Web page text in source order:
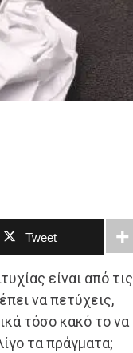
Tweet
είναι από τις
να πετύχεις,
τόσο κακό το να
τα πράγματα;